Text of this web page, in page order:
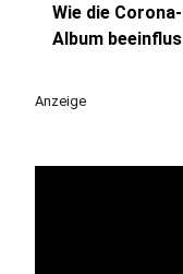
Wie die
Album
Anzeige